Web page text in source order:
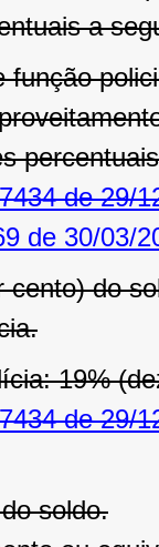
a
função
de 29/
de 30/03/
cento) do
19%
de 29/
soldo.